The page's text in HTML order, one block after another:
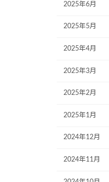
2025年6月
2025年5月
2025年4月
2025年3月
2025年2月
2025年1月
2024年12月
2024年11月